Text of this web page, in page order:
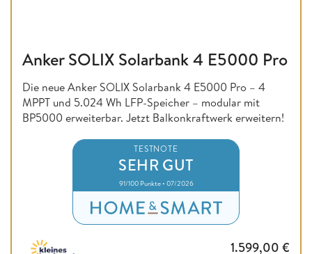
Anker SOLIX Solarbank 4 E5000 Pro
Die neue Anker SOLIX Solarbank 4 E5000 Pro – 4
MPPT und 5.024 Wh LFP-Speicher – modular mit
BP5000 erweiterbar. Jetzt Balkonkraftwerk erweitern!
TESTNOTE
SEHR GUT
91/100 Punkte • 07/2026
1.599,00 €